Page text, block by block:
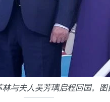
与夫人吴芳璃启程回国。图